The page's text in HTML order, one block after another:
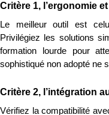
Critère 1, l’ergonomie
Le meilleur outil est
Privilégiez les solutions
formation lourde pour
sophistiqué non adopté ne
Critère 2, l’intégration
Vérifiez la compatibilité